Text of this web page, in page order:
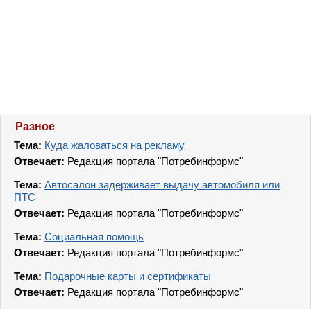
Разное
Тема: Куда жаловаться на рекламу
Отвечает: Редакция портала "Потребинформс"
Тема: Автосалон задерживает выдачу автомобиля или
ПТС
Отвечает: Редакция портала "Потребинформс"
Тема: Социальная помощь
Отвечает: Редакция портала "Потребинформс"
Тема: Подарочные карты и сертификаты
Отвечает: Редакция портала "Потребинформс"